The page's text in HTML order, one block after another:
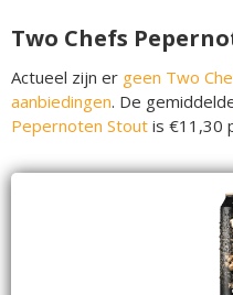
Two Chefs
Actueel zijn er geen Two
aanbiedingen. De
Pepernoten Stout is €11,30